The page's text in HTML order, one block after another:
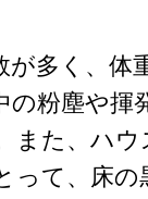
が多く、体
粉塵や揮
また、ハ
って、床の